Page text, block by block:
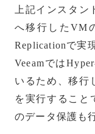
上記インスタ
へ移行したVM
Replicationで実
Veeamでは
いるため、移行
を実行すること
のデータ保護も